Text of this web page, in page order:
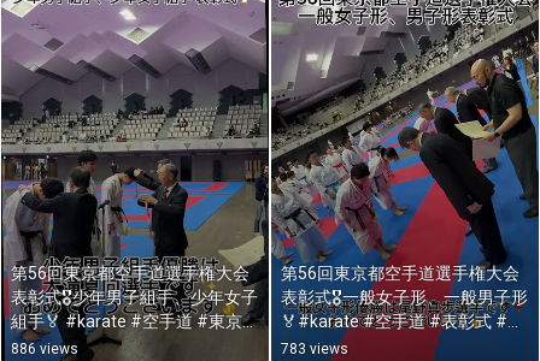
第56回東京都空手道選手権大会
表彰式🎖少年男子組手、少年女子
組手🏅 #karate #空手道 #東京都
空手道選手権大会 #表彰式
886 views
第56回東京都空手道選手権大会
表彰式🎖一般女子形、一般男子形
🏅#karate #空手道 #表彰式 #東
京都空手道選手権大会
783 views